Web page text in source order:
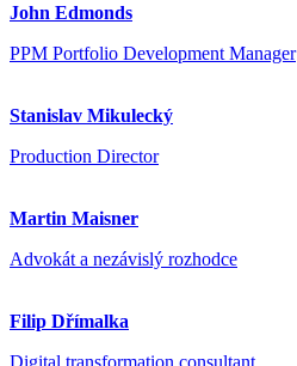
John Edmonds
PPM Portfolio Development Manager
Stanislav Mikulecký
Production Director
Martin Maisner
Advokát a nezávislý rozhodce
Filip Dřímalka
Digital transformation consultant